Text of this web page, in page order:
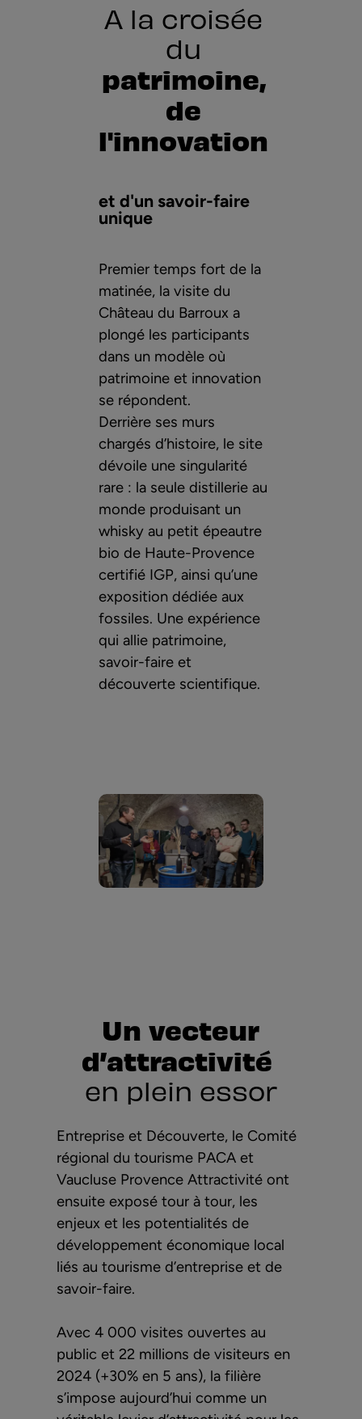
A la croisée
du
patrimoine,
de
l'innovation
et d'un savoir-faire
unique
Premier temps fort de la
matinée, la visite du
Château du Barroux a
plongé les participants
dans un modèle où
patrimoine et innovation
se répondent.
Derrière ses murs
chargés d’histoire, le site
dévoile une singularité
rare : la seule distillerie au
monde produisant un
whisky au petit épeautre
bio de Haute-Provence
certifié IGP, ainsi qu’une
exposition dédiée aux
fossiles. Une expérience
qui allie patrimoine,
savoir-faire et
découverte scientifique.
Un vecteur
d’attractivité
en plein essor
Entreprise et Découverte, le Comité
régional du tourisme PACA et
Vaucluse Provence Attractivité ont
ensuite exposé tour à tour, les
enjeux et les potentialités de
développement économique local
liés au tourisme d’entreprise et de
savoir-faire.
Avec 4 000 visites ouvertes au
public et 22 millions de visiteurs en
2024 (+30% en 5 ans), la filière
s’impose aujourd’hui comme un